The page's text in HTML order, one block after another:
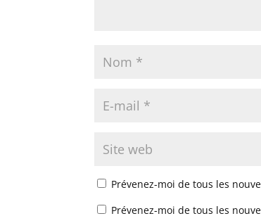
Prévenez-moi de tous les
Prévenez-moi de tous les